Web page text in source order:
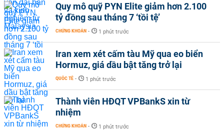
Quy mô quỹ PYN Elite giảm hơn 2.100
tỷ đồng sau tháng 7 ‘tồi tệ’
CHỨNG KHOÁN - 1 phút trước
Iran xem xét cấm tàu Mỹ qua eo biển
Hormuz, giá dầu bật tăng trở lại
QUỐC TẾ - 1 phút trước
Thành viên HĐQT VPBankS xin từ
nhiệm
CHỨNG KHOÁN - 1 phút trước